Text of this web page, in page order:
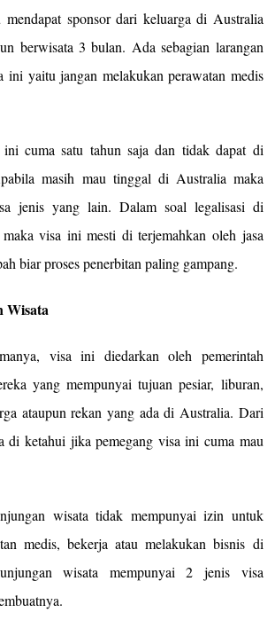
mendapat sponsor dari keluarga di Australia
berwisata 3 bulan. Ada sebagian larangan
ini yaitu jangan melakukan perawatan medis
cuma satu tahun saja dan tidak dapat di
masih mau tinggal di Australia maka
jenis yang lain. Dalam soal legalisasi di
visa ini mesti di terjemahkan oleh jasa
biar proses penerbitan paling gampang.
Wisata
visa ini diedarkan oleh pemerintah
yang mempunyai tujuan pesiar, liburan,
ataupun rekan yang ada di Australia. Dari
di ketahui jika pemegang visa ini cuma mau
wisata tidak mempunyai izin untuk
medis, bekerja atau melakukan bisnis di
wisata mempunyai 2 jenis visa